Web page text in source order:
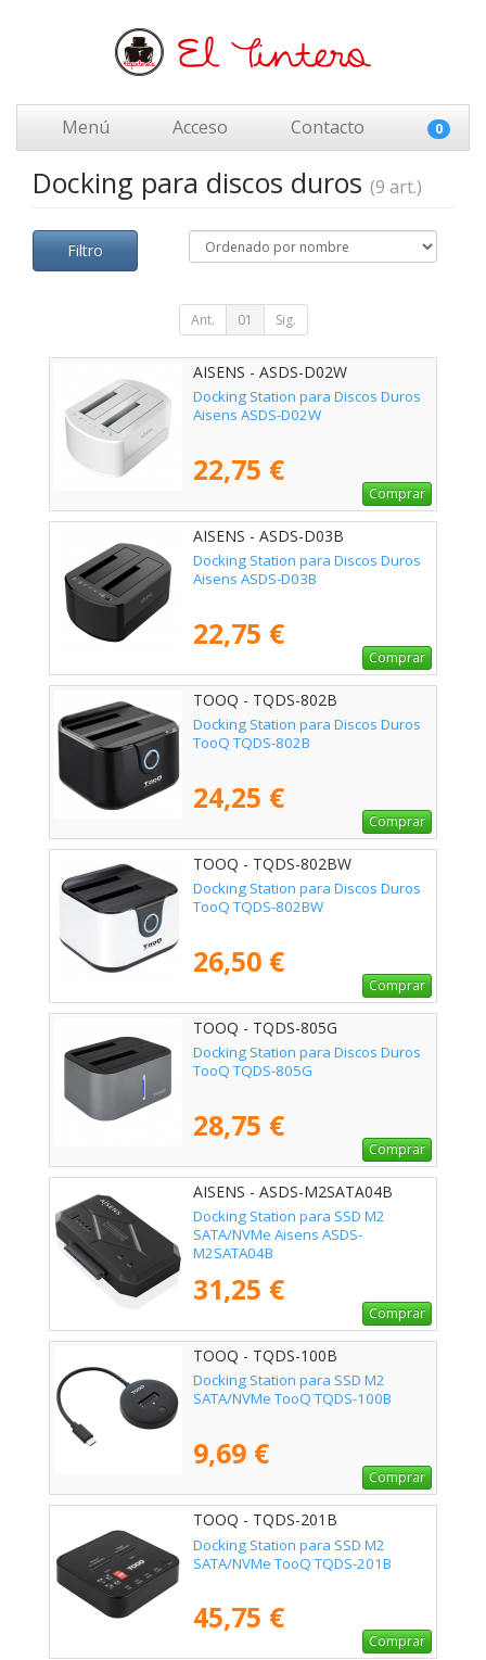
Menú Acceso Contacto 0
Docking para discos duros (9 art.)
Filtro
Ant. 01 Sig.
AISENS - ASDS-D02W
Docking Station para Discos Duros
Aisens ASDS-D02W
22,75 €
Comprar
AISENS - ASDS-D03B
Docking Station para Discos Duros
Aisens ASDS-D03B
22,75 €
Comprar
TOOQ - TQDS-802B
Docking Station para Discos Duros
TooQ TQDS-802B
24,25 €
Comprar
TOOQ - TQDS-802BW
Docking Station para Discos Duros
TooQ TQDS-802BW
26,50 €
Comprar
TOOQ - TQDS-805G
Docking Station para Discos Duros
TooQ TQDS-805G
28,75 €
Comprar
AISENS - ASDS-M2SATA04B
Docking Station para SSD M2
SATA/NVMe Aisens ASDS-
M2SATA04B
31,25 €
Comprar
TOOQ - TQDS-100B
Docking Station para SSD M2
SATA/NVMe TooQ TQDS-100B
9,69 €
Comprar
TOOQ - TQDS-201B
Docking Station para SSD M2
SATA/NVMe TooQ TQDS-201B
45,75 €
Comprar